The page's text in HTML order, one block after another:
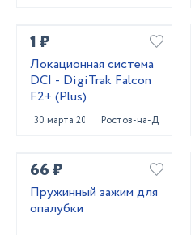
1 ₽
Локационная система
DCI - DigiTrak Falcon
F2+ (Plus)
30 марта 2023 Ростов-на-Дону
66 ₽
Пружинный зажим для
опалубки